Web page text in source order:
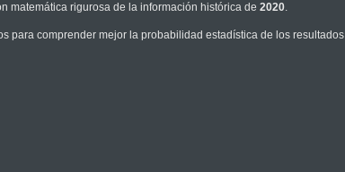
matemática rigurosa de la información histórica de 2020.
para comprender mejor la probabilidad estadística de los resultados